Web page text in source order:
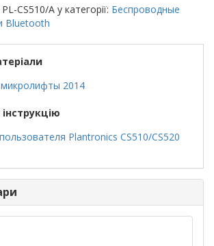
CS510/A у категорії: Беспроводные
Bluetooth
2014
Plantronics CS510/CS520